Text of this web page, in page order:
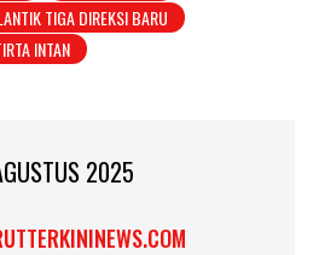
TIGA DIREKSI BARU
INTAN
2025